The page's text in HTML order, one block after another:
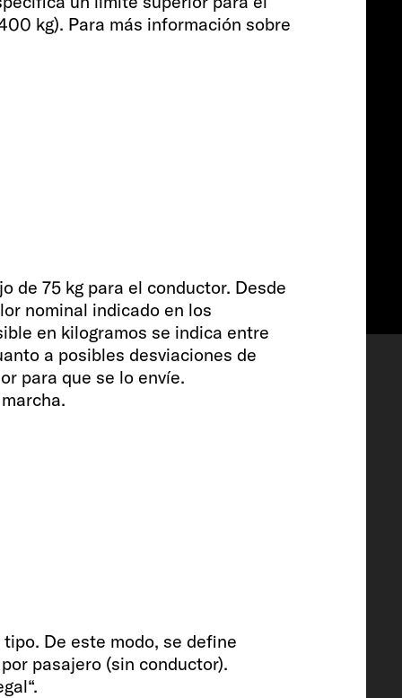
kg). Para más información sobre
de 75 kg para el conductor. Desde
nominal indicado en los
en kilogramos se indica entre
a posibles desviaciones de
para que se lo envíe.
De este modo, se define
pasajero (sin conductor).
Favoritos